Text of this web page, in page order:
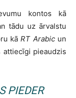
kontos kā
tādu uz ārvalstu
kāRT Arabicun
attiecīgi pieaudzis
PIEDER